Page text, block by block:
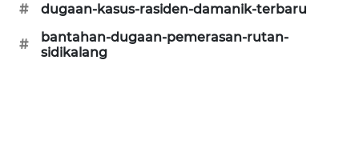
#
dugaan-kasus-rasiden-damanik-terbaru
#
bantahan-dugaan-pemerasan-rutan-
sidikalang